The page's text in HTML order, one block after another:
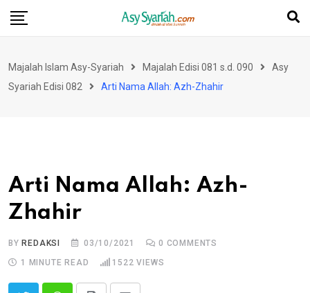
Skip
Majalah Islam Asy-Syariah Majalah Edisi 081 s.d. 090
Asy
Syariah Edisi 082
Arti Nama Allah: Azh-Zhahir
Arti Nama Allah: Azh-
Zhahir
BYREDAKSI 03/10/2021 0 COMMENTS
1 MINUTE READ
1522 VIEWS